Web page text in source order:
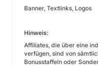
Banner, Textlinks, Logos
Hinweis:
Affiliates, die über eine
verfügen, sind von
Bonusstaffeln oder